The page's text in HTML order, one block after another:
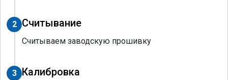
2 Считывание
Считываем заводскую прошивку
3 Калибровка